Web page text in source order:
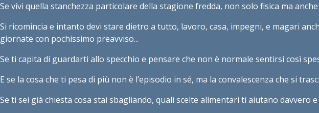
Se vivi quella stanchezza particolare della stagione fredda, non solo fisica ma
Si ricomincia e intanto devi stare dietro a tutto, lavoro, casa, impegni, e magari
giornate con pochissimo preavviso...
Se ti capita di guardarti allo specchio e pensare che non è normale sentirsi così
E se la cosa che ti pesa di più non è l’episodio in sé, ma la convalescenza che si
Se ti sei già chiesta cosa stai sbagliando, quali scelte alimentari ti aiutano davvero